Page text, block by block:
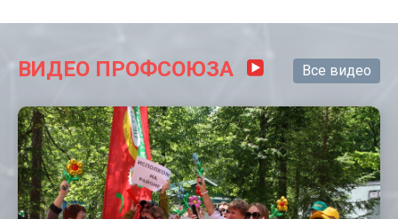
ВИДЕО ПРОФСОЮЗА Все видео